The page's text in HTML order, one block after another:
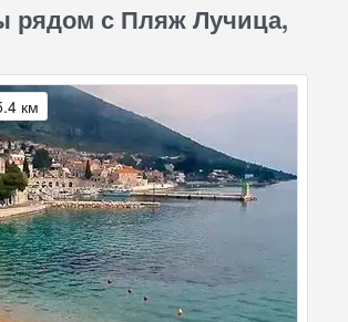
рядом с Пляж Лучица,
км